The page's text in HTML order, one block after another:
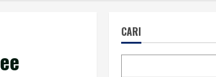
CARI